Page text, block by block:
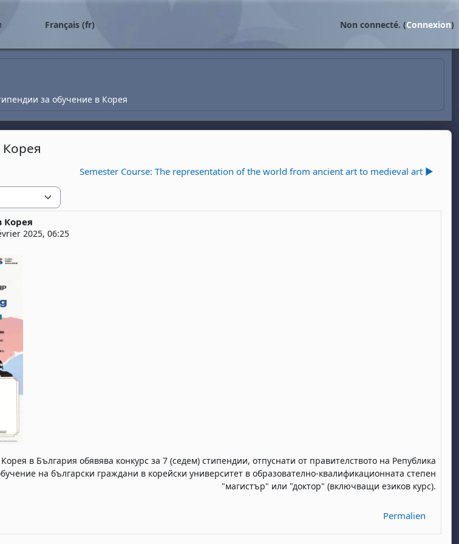
Français ‎(fr)‎ Non connecté. (Connexion)
за обучение в Корея
Корея
Semester Course: The representation of the world from ancient art to medieval art ▶︎
Корея
2025, 06:25
в България обявява конкурс за 7 (седем) стипендии, отпуснати от правителството на Република
на български граждани в корейски университет в образователно-квалификационната степен
"магистър" или "доктор" (включващи езиков курс).
Permalien